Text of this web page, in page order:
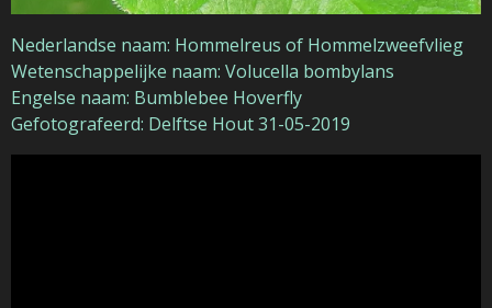
Nederlandse naam: Hommelreus of Hommelzweefvlieg
Wetenschappelijke naam: Volucella bombylans
Engelse naam: Bumblebee Hoverfly
Gefotografeerd: Delftse Hout 31-05-2019